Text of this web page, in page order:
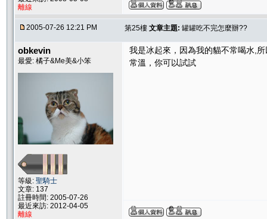
離線
2005-07-26 12:21 PM 第25樓 文章主題: 罐罐吃不完怎麼辦??
obkevin
最愛: 橘子&Me美&小笨
等級: 聖騎士
文章: 137
註冊時間: 2005-07-26
最近來訪: 2012-04-05
離線
我是冰起來，因為我的貓不常喝水,
常溫，你可以試試